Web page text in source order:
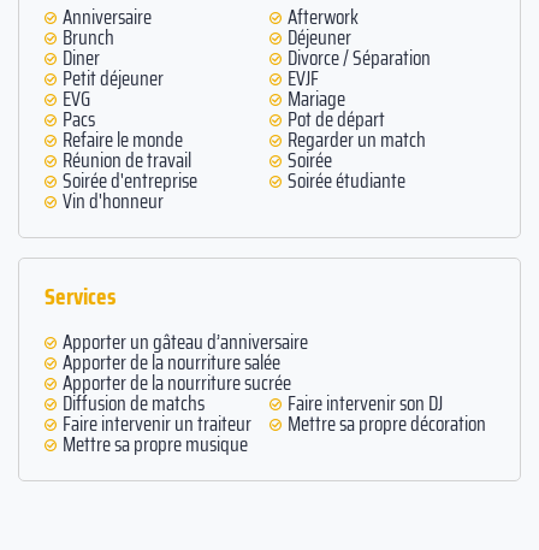
Anniversaire Afterwork
Brunch Déjeuner
Diner Divorce / Séparation
Petit déjeuner EVJF
EVG Mariage
Pacs Pot de départ
Refaire le monde Regarder un match
Réunion de travail Soirée
Soirée d'entreprise Soirée étudiante
Vin d'honneur
Services
Apporter un gâteau d’anniversaire
Apporter de la nourriture salée
Apporter de la nourriture sucrée
Diffusion de matchs Faire intervenir son DJ
Faire intervenir un traiteur Mettre sa propre décoration
Mettre sa propre musique